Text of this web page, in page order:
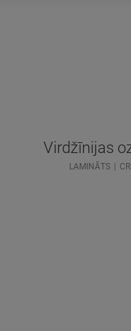
Virdžīnijas
LAMINĀTS